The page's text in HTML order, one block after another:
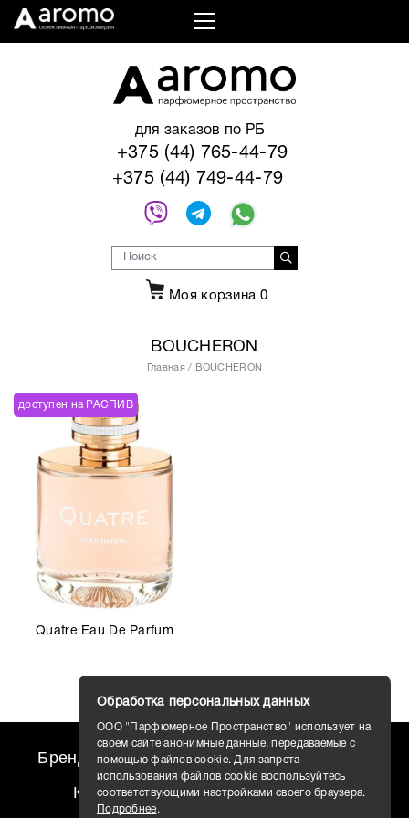
для заказов по РБ
+375 (44) 765-44-79
+375 (44) 749-44-79
Моя корзина 0
BOUCHERON
Главная BOUCHERON
доступен на РАСПИВ
Quatre Eau De Parfum
Бренды travel AROMO
Контакты
Доставка
Обработка персональных данных
ООО "Парфюмерное Пространство" использует на
своем сайте анонимные данные, передаваемые с
помощью файлов cookie. Для запрета
использования файлов cookie воспользуйтесь
соответствующими настройками своего браузера.
Подробнее.